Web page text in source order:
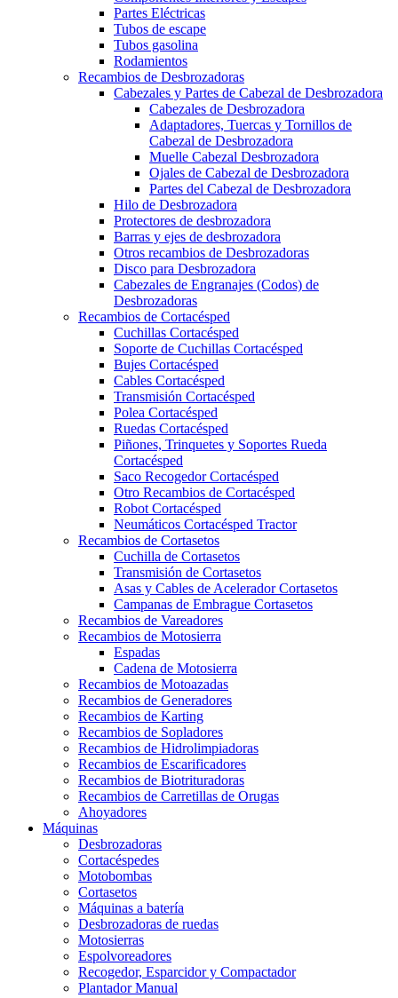
Partes Eléctricas
Tubos de escape
Tubos gasolina
Rodamientos
Recambios de Desbrozadoras
Cabezales y Partes de Cabezal de Desbrozadora
Cabezales de Desbrozadora
Adaptadores, Tuercas y Tornillos de
Cabezal de Desbrozadora
Muelle Cabezal Desbrozadora
Ojales de Cabezal de Desbrozadora
Partes del Cabezal de Desbrozadora
Hilo de Desbrozadora
Protectores de desbrozadora
Barras y ejes de desbrozadora
Otros recambios de Desbrozadoras
Disco para Desbrozadora
Cabezales de Engranajes (Codos) de
Desbrozadoras
Recambios de Cortacésped
Cuchillas Cortacésped
Soporte de Cuchillas Cortacésped
Bujes Cortacésped
Cables Cortacésped
Transmisión Cortacésped
Polea Cortacésped
Ruedas Cortacésped
Piñones, Trinquetes y Soportes Rueda
Cortacésped
Saco Recogedor Cortacésped
Otro Recambios de Cortacésped
Robot Cortacésped
Neumáticos Cortacésped Tractor
Recambios de Cortasetos
Cuchilla de Cortasetos
Transmisión de Cortasetos
Asas y Cables de Acelerador Cortasetos
Campanas de Embrague Cortasetos
Recambios de Vareadores
Recambios de Motosierra
Espadas
Cadena de Motosierra
Recambios de Motoazadas
Recambios de Generadores
Recambios de Karting
Recambios de Sopladores
Recambios de Hidrolimpiadoras
Recambios de Escarificadores
Recambios de Biotrituradoras
Recambios de Carretillas de Orugas
Ahoyadores
Máquinas
Desbrozadoras
Cortacéspedes
Motobombas
Cortasetos
Máquinas a batería
Desbrozadoras de ruedas
Motosierras
Espolvoreadores
Recogedor, Esparcidor y Compactador
Plantador Manual